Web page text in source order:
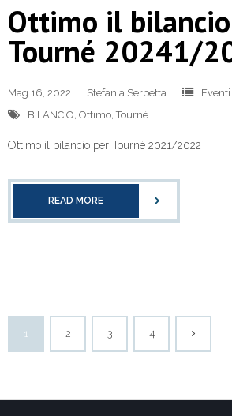
Ottimo il
Tourné 20241/
Mag 16, 2022 Stefania Serpetta
Eventi
BILANCIO, Ottimo,Tourné
Ottimo il bilancio per Tourné 2021/2022
READ MORE
1 2 3 4